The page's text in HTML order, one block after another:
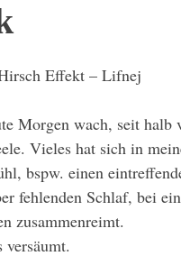
Effekt – Lifnej
Morgen wach, seit
Vieles hat sich in
bspw. einen
fehlenden Schlaf, bei
zusammenreimt.